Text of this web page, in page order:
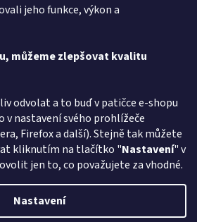
jeho funkce, výkon a
můžeme zlepšovat kvalitu
odvolat a to buď v patičce e-shopu
v nastavení svého prohlížeče
Firefox a další). Stejně tak můžete
kliknutím na tlačítko "Nastavení" v
jen to, co považujete za vhodné.
Nastavení
kdo se umí celý život smát a radovat,
představ a bavte se s
-maska lev,maska medvěd,maska
ověřování recenzí